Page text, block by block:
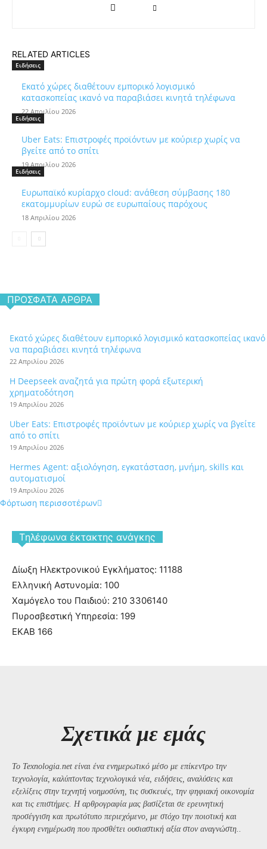
RELATED ARTICLES
Ειδήσεις
Εκατό χώρες διαθέτουν εμπορικό λογισμικό
κατασκοπείας ικανό να παραβιάσει κινητά τηλέφωνα
22 Απριλίου 2026
Ειδήσεις
Uber Eats: Επιστροφές προϊόντων με κούριερ χωρίς να
βγείτε από το σπίτι
19 Απριλίου 2026
Ειδήσεις
Ευρωπαϊκό κυρίαρχο cloud: ανάθεση σύμβασης 180
εκατομμυρίων ευρώ σε ευρωπαίους παρόχους
18 Απριλίου 2026
ΠΡΌΣΦΑΤΑ ΆΡΘΡΑ
Εκατό χώρες διαθέτουν εμπορικό λογισμικό κατασκοπείας ικανό
να παραβιάσει κινητά τηλέφωνα
22 Απριλίου 2026
Η Deepseek αναζητά για πρώτη φορά εξωτερική
χρηματοδότηση
19 Απριλίου 2026
Uber Eats: Επιστροφές προϊόντων με κούριερ χωρίς να βγείτε
από το σπίτι
19 Απριλίου 2026
Hermes Agent: αξιολόγηση, εγκατάσταση, μνήμη, skills και
αυτοματισμοί
19 Απριλίου 2026
Φόρτωση περισσοτέρων
Tηλέφωνα έκτακτης ανάγκης
Δίωξη Ηλεκτρονικού Εγκλήματος: 11188
Ελληνική Αστυνομία: 100
Χαμόγελο του Παιδιού: 210 3306140
Πυροσβεστική Υπηρεσία: 199
ΕΚΑΒ 166
Σχετικά με εμάς
Το Texnologia.net είναι ένα ενημερωτικό μέσο με επίκεντρο την
τεχνολογία, καλύπτοντας τεχνολογικά νέα, ειδήσεις, αναλύσεις και
εξελίξεις στην τεχνητή νοημοσύνη, τις συσκευές, την ψηφιακή οικονομία
και τις επιστήμες. Η αρθρογραφία μας βασίζεται σε ερευνητική
προσέγγιση και πρωτότυπο περιεχόμενο, με στόχο την ποιοτική και
έγκυρη ενημέρωση που προσθέτει ουσιαστική αξία στον αναγνώστη..